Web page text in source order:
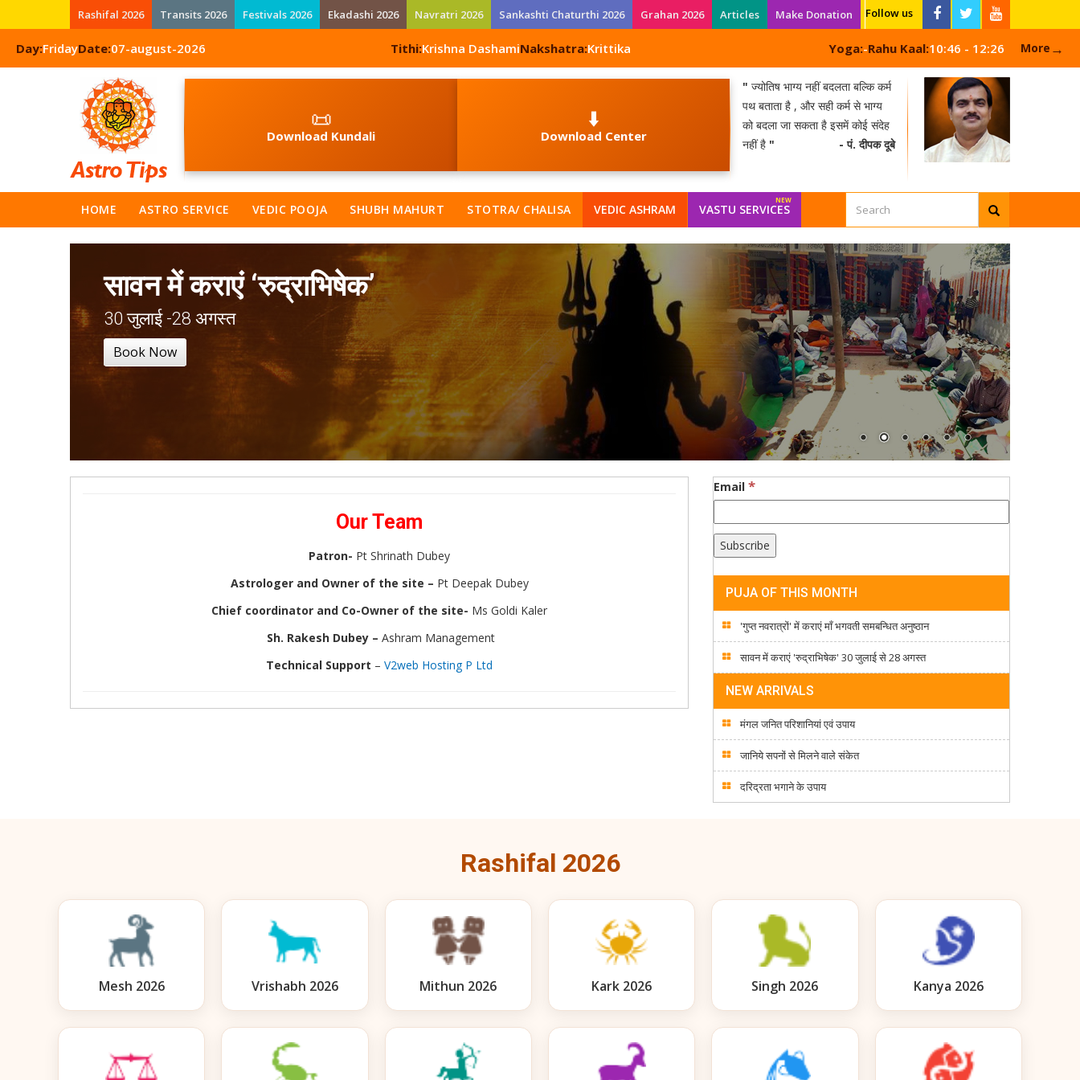
Rashifal 2026 Transits 2026 Festivals 2026 Ekadashi 2026 Navratri 2026 Sankashti Chaturthi 2026 Grahan 2026 Articles Make Donation Follow us
Day:FridayDate:07-august-2026 Tithi:Krishna DashamiNakshatra:Krittika Yoga:-Rahu Kaal:10:46 - 12:26 More →
📜
Download Kundali
⬇️
Download Center
" ज्योतिष भाग्य नहीं बदलता बल्कि कर्म
पथ बताता है , और सही कर्म से भाग्य
को बदला जा सकता है इसमें कोई संदेह
नहीं है " - पं. दीपक दूबे
HOME ASTRO SERVICE VEDIC POOJA SHUBH MAHURT STOTRA/ CHALISA VEDIC ASHRAM VASTU SERVICES
सावन में कराएं ‘रुद्राभिषेक’
30 जुलाई -28 अगस्त
Book Now
Our Team
Patron- Pt Shrinath Dubey
Astrologer and Owner of the site – Pt Deepak Dubey
Chief coordinator and Co-Owner of the site- Ms Goldi Kaler
Sh. Rakesh Dubey – Ashram Management
Technical Support – V2web Hosting P Ltd
Email *
PUJA OF THIS MONTH
'गुप्त नवरात्रों' में कराएं माँ भगवती समबन्धित अनुष्ठान
सावन में कराएं 'रुद्राभिषेक' 30 जुलाई से 28 अगस्त
NEW ARRIVALS
मंगल जनित परिशानियां एवं उपाय
जानिये सपनों से मिलने वाले संकेत
दरिद्रता भगाने के उपाय
Rashifal 2026
Mesh 2026 Vrishabh 2026 Mithun 2026 Kark 2026 Singh 2026 Kanya 2026